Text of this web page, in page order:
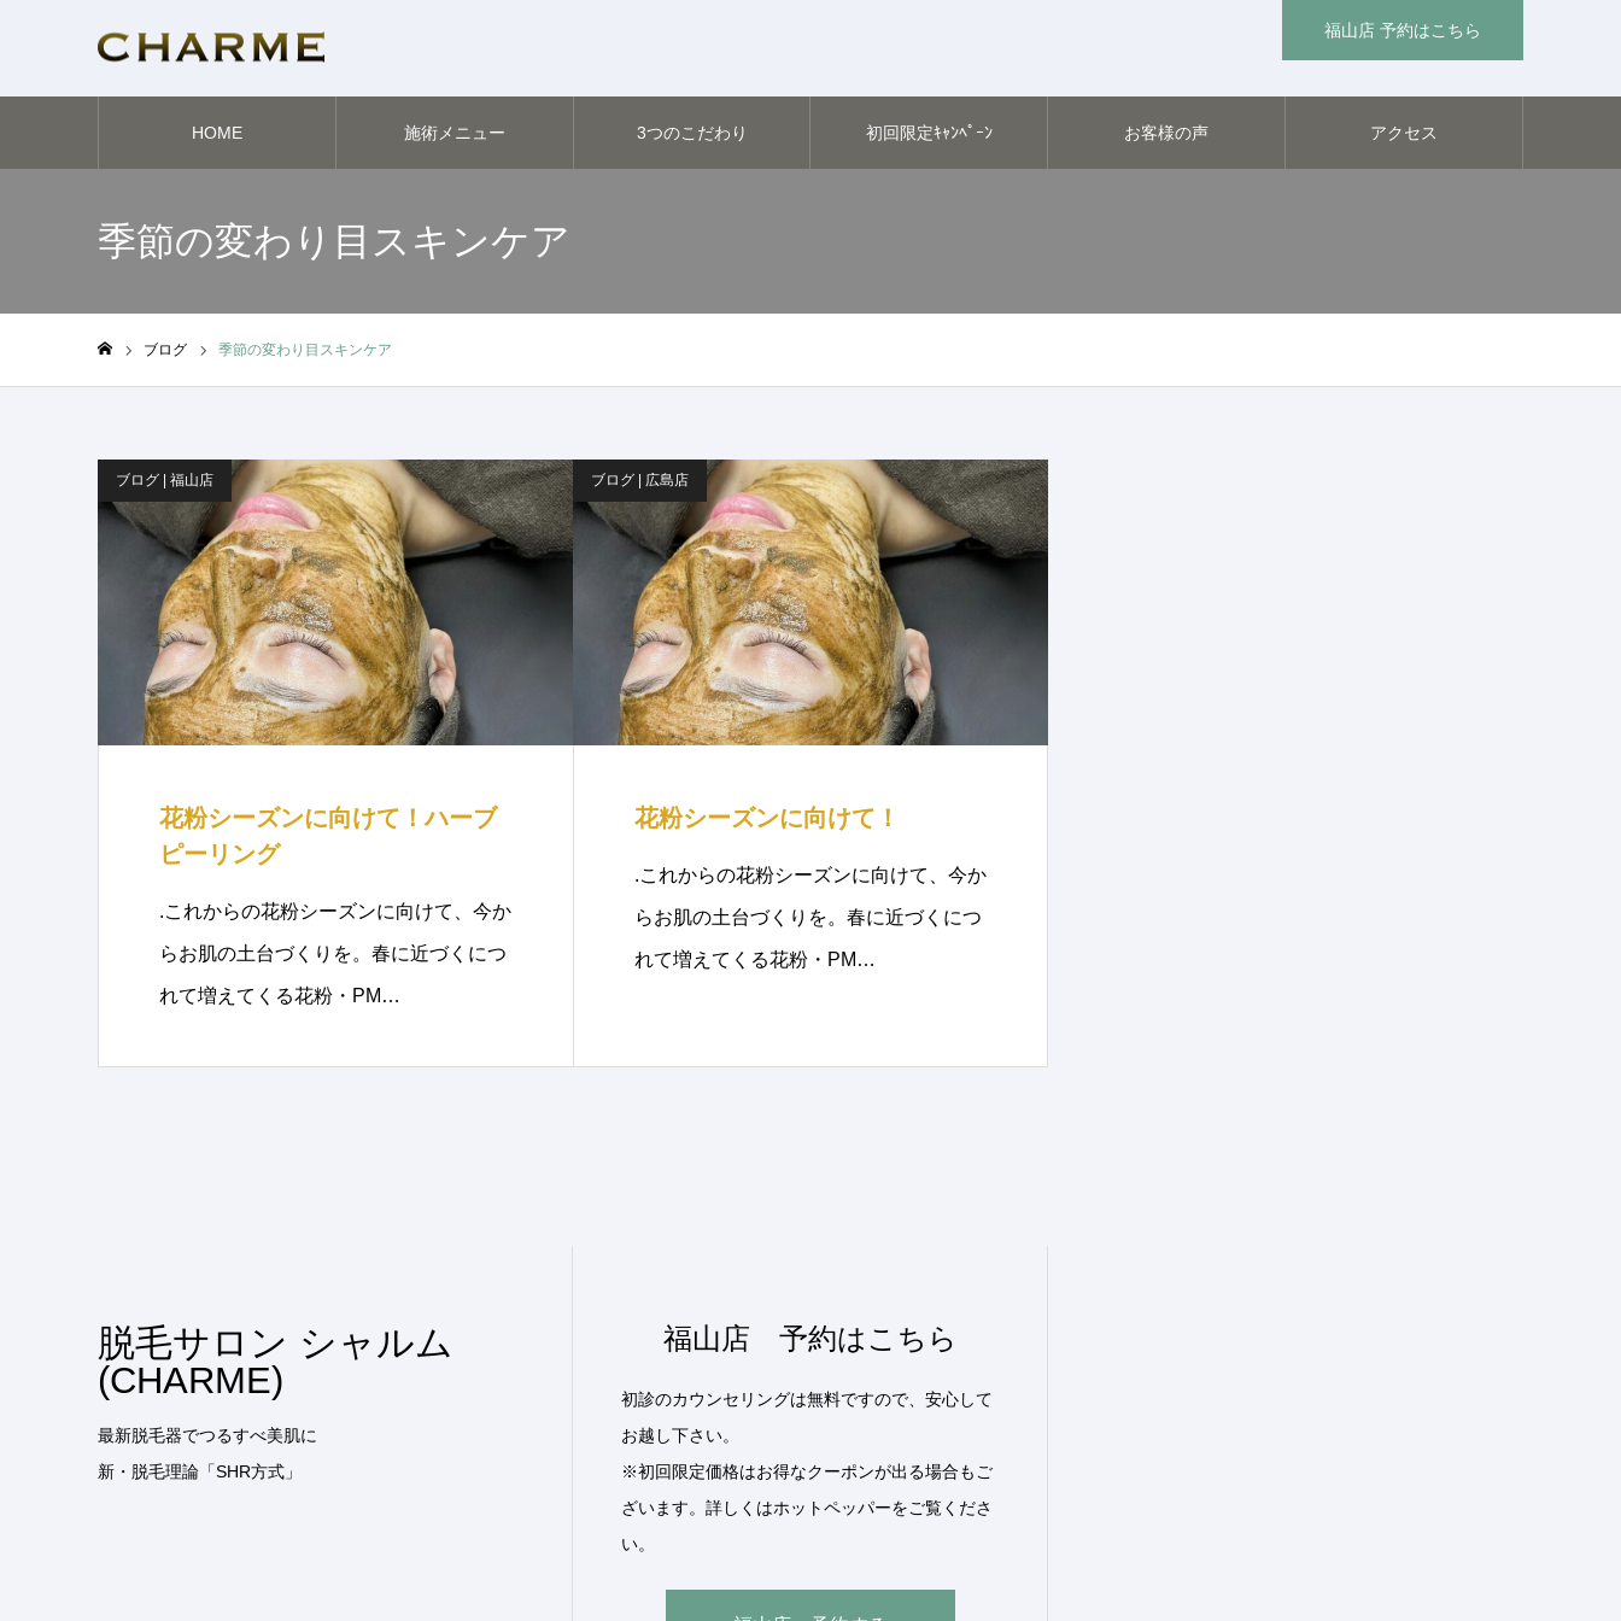
福山店 予約はこちら
HOME 施術メニュー 3つのこだわり 初回限定ｷｬﾝﾍﾟｰﾝ お客様の声 アクセス
季節の変わり目スキンケア
ブログ 季節の変わり目スキンケア
ブログ | 福山店
花粉シーズンに向けて！ハーブ
ピーリング
.これからの花粉シーズンに向けて、今か
らお肌の土台づくりを。春に近づくにつ
れて増えてくる花粉・PM…
ブログ | 広島店
花粉シーズンに向けて！
.これからの花粉シーズンに向けて、今か
らお肌の土台づくりを。春に近づくにつ
れて増えてくる花粉・PM…
脱毛サロン シャルム
(CHARME)
最新脱毛器でつるすべ美肌に
新・脱毛理論「SHR方式」
福山店 予約はこちら
初診のカウンセリングは無料ですので、安心して
お越し下さい。
※初回限定価格はお得なクーポンが出る場合もご
ざいます。詳しくはホットペッパーをご覧くださ
い。